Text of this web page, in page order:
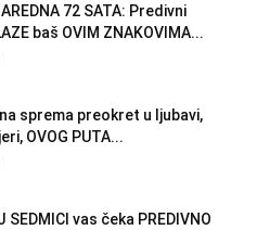
72 SATA: Predivni
baš OVIM ZNAKOVIMA...
sprema preokret u ljubavi,
OVOG PUTA...
SEDMICI vas čeka PREDIVNO